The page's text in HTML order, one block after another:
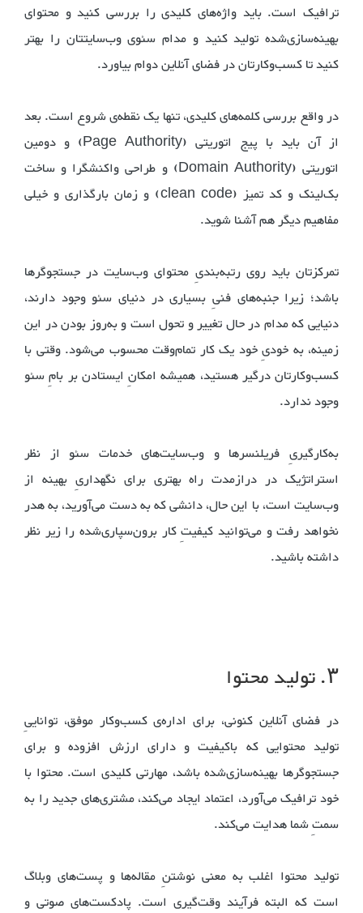
ترافیک است. باید واژه‌های کلیدی را بررسی کنید و محتوای
بهینه‌سازی‌شده تولید کنید و مدام سئوی وب‌سایتتان را بهتر
کنید تا کسب‌و‌کارتان در فضای آنلاین دوام بیاورد.
در واقع بررسی کلمه‌های کلیدی، تنها یک نقطه‌ی شروع است. بعد
از آن باید با پیج اتوریتی (Page Authority) و دومین
اتوریتی (Domain Authority) و طراحی واکنشگرا و ساخت
بک‌لینک و کد تمیز (clean code) و زمان بارگذاری و خیلی
مفاهیم دیگر هم آشنا شوید.
تمرکزتان باید روی رتبه‌بندیِ محتوای وب‌سایت در جستجوگرها
باشد؛ زیرا جنبه‌های فنیِ بسیاری در دنیای سئو وجود دارند،
دنیایی که مدام در حال تغییر و تحول است و به‌روز بودن در این
زمینه، به خودیِ خود یک کار تمام‌وقت محسوب می‌شود. وقتی با
کسب‌وکارتان درگیر هستید، همیشه امکانِ ایستادن بر بامِ سئو
وجود ندارد.
به‌کارگیریِ فریلنسرها و وب‌سایت‌های خدمات سئو از نظر
استراتژیک در درازمدت راه بهتری برای نگهداریِ بهینه از
وب‌سایت است، با این حال، دانشی که به دست می‌آورید، به هدر
نخواهد رفت و می‌توانید کیفیتِ کار برون‌سپاری‌شده را زیر نظر
داشته باشید.
۳. تولید محتوا
در فضای آنلاین کنونی، برای اداره‌ی کسب‌وکار موفق، تواناییِ
تولید محتوایی که باکیفیت و دارای ارزش افزوده و برای
جستجوگرها بهینه‌سازی‌شده باشد، مهارتی کلیدی است. محتوا با
خود ترافیک می‌آورد، اعتماد ایجاد می‌کند، مشتری‌های جدید را به
سمتِ شما هدایت می‌کند.
تولید محتوا اغلب به معنی نوشتنِ مقاله‌ها و پست‌های وبلاگ
است که البته فرآیند وقت‌گیری است. پادکست‌های صوتی و